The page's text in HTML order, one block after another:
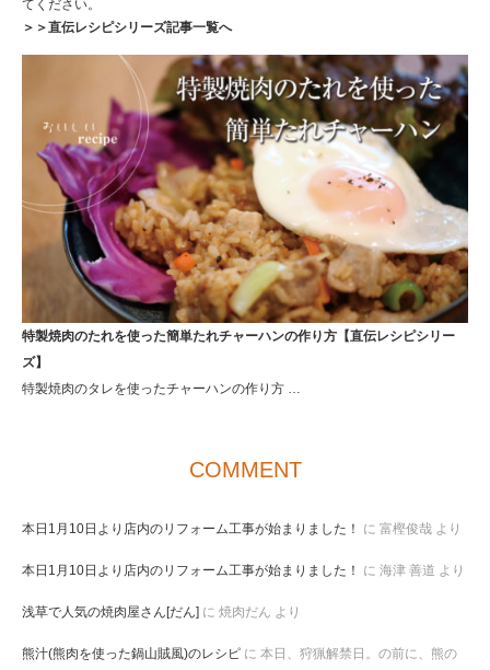
てください。
＞＞直伝レシピシリーズ記事一覧へ
特製焼肉のたれを使った簡単たれチャーハンの作り方【直伝レシピシリー
ズ】
特製焼肉のタレを使ったチャーハンの作り方 …
COMMENT
本日1月10日より店内のリフォーム工事が始まりました！ に 富樫俊哉 より
本日1月10日より店内のリフォーム工事が始まりました！ に 海津 善道 より
浅草で人気の焼肉屋さん[だん] に 焼肉だん より
熊汁(熊肉を使った鍋山賊風)のレシピ に 本日、狩猟解禁日。の前に、熊の